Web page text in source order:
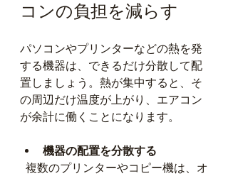
コンの負担を減らす
パソコンやプリンターなどの熱を発
する機器は、できるだけ分散して配
置しましょう。熱が集中すると、そ
の周辺だけ温度が上がり、エアコン
が余計に働くことになります。
機器の配置を分散する